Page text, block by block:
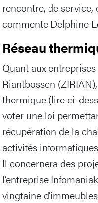
rencontre, de
commente Delphine
Réseau
Quant aux
Riantbosson
thermique (lire ci-
voter une loi
récupération de la
activités
Il concernera des
l’entreprise
vingtaine